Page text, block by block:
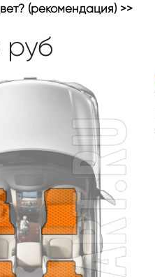
(рекомендация) >>
руб